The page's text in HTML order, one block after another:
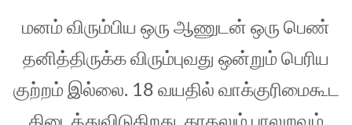
மனம் விரும்பிய ஒரு ஆணுடன் ஒரு பெண்
தனித்திருக்க விரும்புவது ஒன்றும் பெரிய
குற்றம் இல்லை. 18 வயதில் வாக்குரிமைகூட
கிடைத்துவிடுகிறது. காதலும் பாலுறவும்